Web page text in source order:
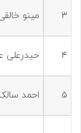
۳ مينو
۴ حیدرعلی
۵ احمد